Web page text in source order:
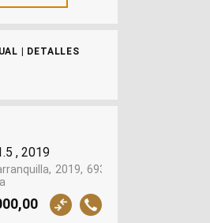
| DETALLES
, 2019
2019 69366